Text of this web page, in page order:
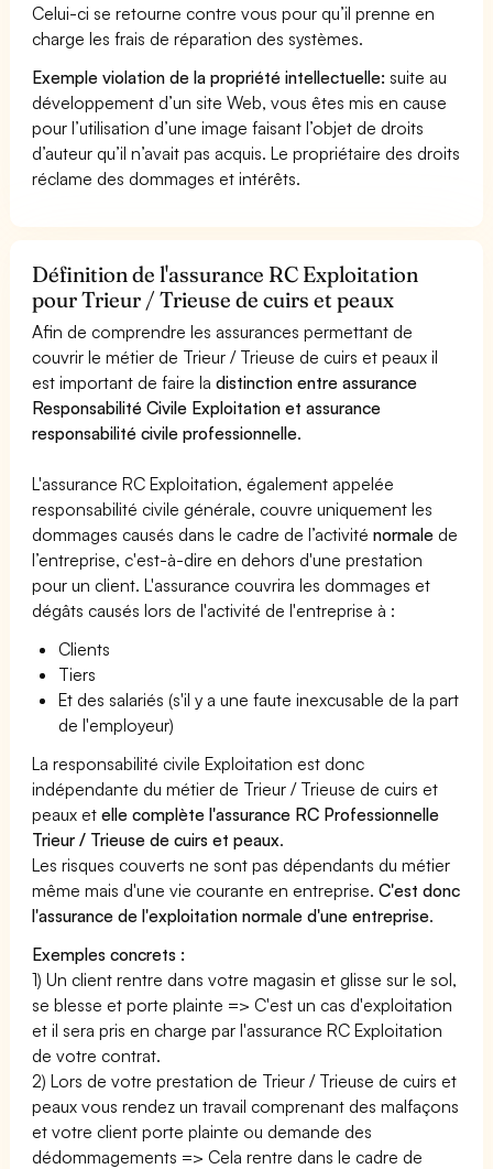
Celui-ci se retourne contre vous pour qu’il prenne en
charge les frais de réparation des systèmes.
Exemple violation de la propriété intellectuelle: suite au
développement d’un site Web, vous êtes mis en cause
pour l’utilisation d’une image faisant l’objet de droits
d’auteur qu’il n’avait pas acquis. Le propriétaire des droits
réclame des dommages et intérêts.
Définition de l'assurance RC Exploitation
pour Trieur / Trieuse de cuirs et peaux
Afin de comprendre les assurances permettant de
couvrir le métier de Trieur / Trieuse de cuirs et peaux il
est important de faire ladistinction entre assurance
Responsabilité Civile Exploitation et assurance
responsabilité civile professionnelle.
L'assurance RC Exploitation, également appelée
responsabilité civile générale, couvre uniquement les
dommages causés dans le cadre de l’activiténormale de
l’entreprise, c'est-à-dire en dehors d'une prestation
pour un client. L'assurance couvrira les dommages et
dégâts causés lors de l'activité de l'entreprise à :
Clients
Tiers
Et des salariés (s'il y a une faute inexcusable de la part
de l'employeur)
La responsabilité civile Exploitation est donc
indépendante du métier de Trieur / Trieuse de cuirs et
peaux etelle complète l'assurance RC Professionnelle
Trieur / Trieuse de cuirs et peaux.
Les risques couverts ne sont pas dépendants du métier
même mais d'une vie courante en entreprise.C'est donc
l'assurance de l'exploitation normale d'une entreprise.
Exemples concrets :
1) Un client rentre dans votre magasin et glisse sur le sol,
se blesse et porte plainte => C'est un cas d'exploitation
et il sera pris en charge par l'assurance RC Exploitation
de votre contrat.
2) Lors de votre prestation de Trieur / Trieuse de cuirs et
peaux vous rendez un travail comprenant des malfaçons
et votre client porte plainte ou demande des
dédommagements => Cela rentre dans le cadre de